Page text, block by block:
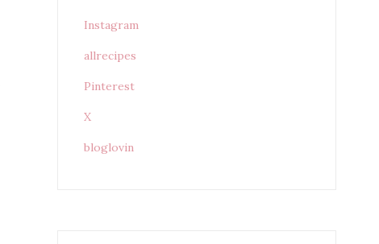
Instagram
allrecipes
Pinterest
X
bloglovin